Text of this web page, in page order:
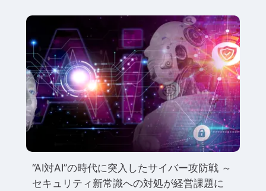
“AI対AI”の時代に突入したサイバー攻防戦 ～
セキュリティ新常識への対処が経営課題に